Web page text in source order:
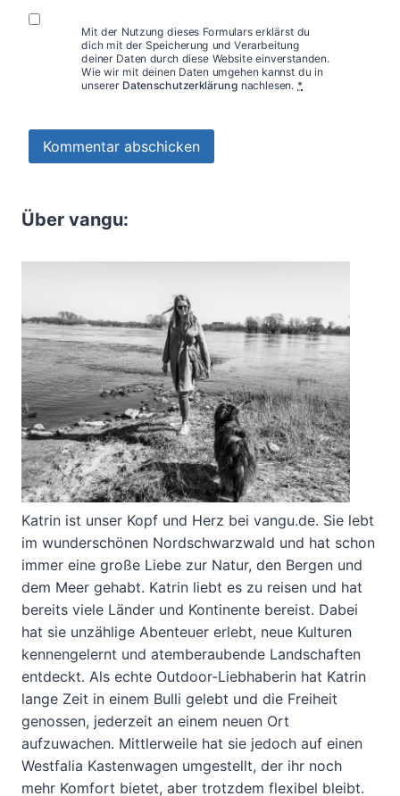
Mit der Nutzung dieses Formulars erklärst du
dich mit der Speicherung und Verarbeitung
deiner Daten durch diese Website einverstanden.
Wie wir mit deinen Daten umgehen kannst du in
unserer Datenschutzerklärung nachlesen. *
Über vangu:
Katrin ist unser Kopf und Herz bei vangu.de. Sie lebt
im wunderschönen Nordschwarzwald und hat schon
immer eine große Liebe zur Natur, den Bergen und
dem Meer gehabt. Katrin liebt es zu reisen und hat
bereits viele Länder und Kontinente bereist. Dabei
hat sie unzählige Abenteuer erlebt, neue Kulturen
kennengelernt und atemberaubende Landschaften
entdeckt. Als echte Outdoor-Liebhaberin hat Katrin
lange Zeit in einem Bulli gelebt und die Freiheit
genossen, jederzeit an einem neuen Ort
aufzuwachen. Mittlerweile hat sie jedoch auf einen
Westfalia Kastenwagen umgestellt, der ihr noch
mehr Komfort bietet, aber trotzdem flexibel bleibt.